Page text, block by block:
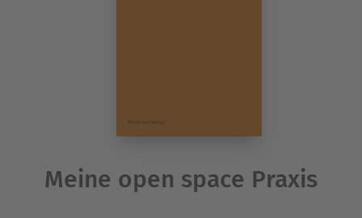
Meine open space Praxis